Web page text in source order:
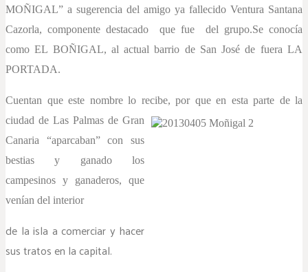
MOÑIGAL” a sugerencia del amigo ya fallecido Ventura Santana
Cazorla, componente destacado que fue del grupo.Se conocía
como EL BOÑIGAL, al actual barrio de San José de fuera LA
PORTADA.
Cuentan que este nombre lo recibe, por que en esta parte de la
ciudad de Las Palmas de Gran
Canaria “aparcaban” con sus
bestias y ganado los
campesinos y ganaderos, que
venían del interior
de la isla a comerciar y hacer
sus tratos en la capital.